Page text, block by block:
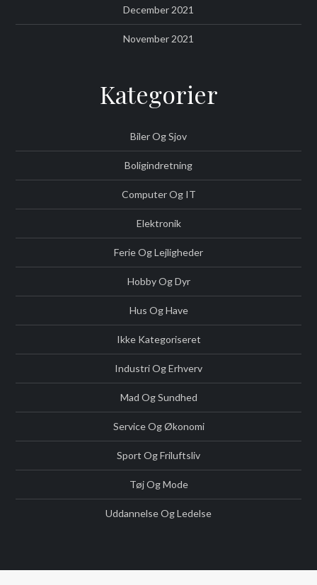
December 2021
November 2021
Kategorier
Biler Og Sjov
Boligindretning
Computer Og IT
Elektronik
Ferie Og Lejligheder
Hobby Og Dyr
Hus Og Have
Ikke Kategoriseret
Industri Og Erhverv
Mad Og Sundhed
Service Og Økonomi
Sport Og Friluftsliv
Tøj Og Mode
Uddannelse Og Ledelse